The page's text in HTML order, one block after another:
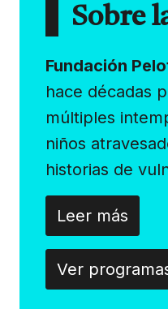
Sobre
Fundación
hace décadas
múltiples
niños
historias de
Leer más
Ver